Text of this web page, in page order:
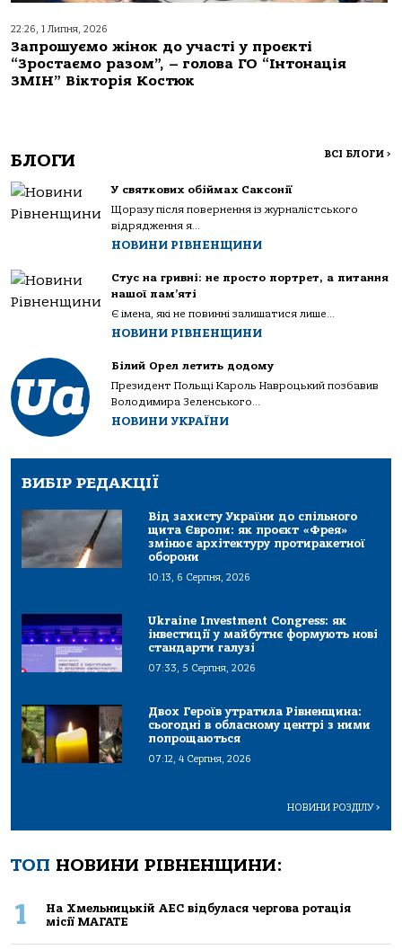
22:26, 1 Липня, 2026
Запрошуємо жінок до участі у проєкті
“Зростаємо разом”, – голова ГО “Інтонація
ЗМІН” Вікторія Костюк
БЛОГИ ВСІ БЛОГИ >
У святкових обіймах Саксонії
Щоразу після повернення із журналістського
відрядження я...
НОВИНИ РІВНЕНЩИНИ
Стус на гривні: не просто портрет, а питання
нашої пам’яті
Є імена, які не повинні залишатися лише...
НОВИНИ РІВНЕНЩИНИ
Білий Орел летить додому
Президент Польщі Кароль Навроцький позбавив
Володимира Зеленського...
НОВИНИ УКРАЇНИ
ВИБІР РЕДАКЦІЇ
Від захисту України до спільного
щита Європи: як проєкт «Фрея»
змінює архітектуру протиракетної
оборони
10:13, 6 Серпня, 2026
Ukraine Investment Congress: як
інвестиції у майбутнє формують нові
стандарти галузі
07:33, 5 Серпня, 2026
Двох Героїв утратила Рівненщина:
сьогодні в обласному центрі з ними
попрощаються
07:12, 4 Серпня, 2026
НОВИНИ РОЗДІЛУ>
ТОП НОВИНИ РІВНЕНЩИНИ:
1
На Хмельницькій АЕС відбулася чергова ротація
місії МАГАТЕ